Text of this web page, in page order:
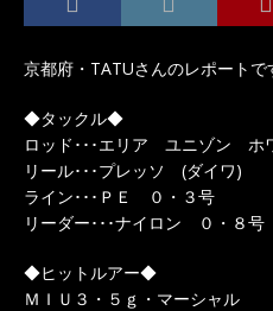
京都府・TATUさんのレポートで
◆タックル◆
ロッド･･･エリア ユニゾン ホ
リール･･･プレッソ (ダイワ)
ライン･･･ＰＥ ０・３号
リーダー･･･ナイロン ０・８号
◆ヒットルアー◆
ＭＩＵ３・５ｇ・マーシャル